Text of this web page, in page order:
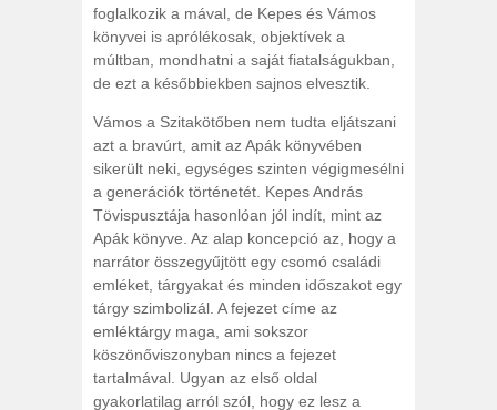
foglalkozik a mával, de Kepes és Vámos
könyvei is aprólékosak, objektívek a
múltban, mondhatni a saját fiatalságukban,
de ezt a későbbiekben sajnos elvesztik.
Vámos a Szitakötőben nem tudta eljátszani
azt a bravúrt, amit az Apák könyvében
sikerült neki, egységes szinten végigmesélni
a generációk történetét. Kepes András
Tövispusztája hasonlóan jól indít, mint az
Apák könyve. Az alap koncepció az, hogy a
narrátor összegyűjtött egy csomó családi
emléket, tárgyakat és minden időszakot egy
tárgy szimbolizál. A fejezet címe az
emléktárgy maga, ami sokszor
köszönőviszonyban nincs a fejezet
tartalmával. Ugyan az első oldal
gyakorlatilag arról szól, hogy ez lesz a